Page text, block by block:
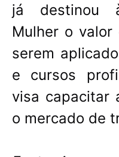
já destinou
Mulher o
serem
e cursos
visa capacitar
o mercado de